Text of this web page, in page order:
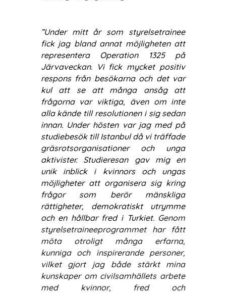
”Under mitt år som styrelsetrainee
fick jag bland annat möjligheten att
representera Operation 1325 på
Järvaveckan. Vi fick mycket positiv
respons från besökarna och det var
kul att se att många ansåg att
frågorna var viktiga, även om inte
alla kände till resolutionen i sig sedan
innan. Under hösten var jag med på
studiebesök tillIstanbul då vi träffade
gräsrotsorganisationer och unga
aktivister. Studieresangav mig en
unik inblick i kvinnors och ungas
möjligheter att organisera sig kring
frågor som berör mänskliga
rättigheter, demokratiskt utrymme
och en hållbar fred i Turkiet. Genom
styrelsetraineeprogrammet har fått
möta otroligt många erfarna,
kunniga och inspirerande personer,
vilket gjort jag både stärkt mina
kunskaper om civilsamhällets arbete
med kvinnor, fred och